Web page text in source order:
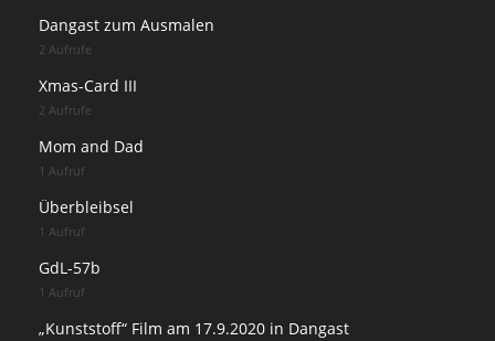
Dangast zum Ausmalen
2 Aufrufe
Xmas-Card III
2 Aufrufe
Mom and Dad
1 Aufruf
Überbleibsel
1 Aufruf
GdL-57b
1 Aufruf
„Kunststoff“ Film am 17.9.2020 in Dangast